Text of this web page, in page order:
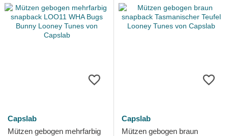
Capslab
Mützen gebogen mehrfarbig
Capslab
Mützen gebogen braun